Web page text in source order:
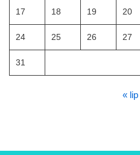
17 18 19 20
24 25 26 27
31
« lip